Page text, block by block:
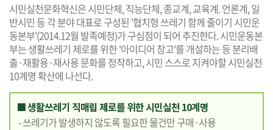
시민실천문화혁신은 시민단체, 직능단체, 종교계, 교육계. 언론계, 일
반시민 등 각 분야 대표로 구성된 '협치형 쓰레기 함께 줄이기 시민운
동본부'(2014.12월 발족예정)가 구심점이 되어 추진한다. 시민운동본
부는 생활쓰레기 제로를 위한 '아이디어 창고'를 개설하는 등 분리배
출·재활용·재사용 문화를 정착하고, 시민 스스로 지켜야할 시민실천
10계명 확산에 나선다.
■ 생활쓰레기 직매립 제로를 위한 시민실천 10계명
- 쓰레기가 발생하지 않도록 필요한 물건만 구매·사용